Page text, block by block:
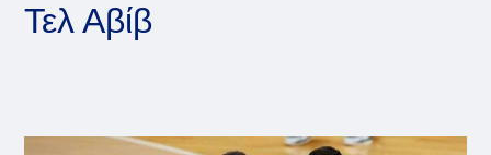
Τελ Αβίβ